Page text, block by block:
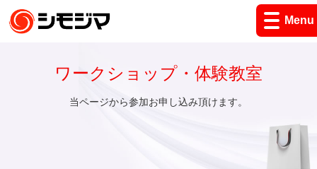
Menu
ワークショップ・体験教室
当ページから参加お申し込み頂けます。